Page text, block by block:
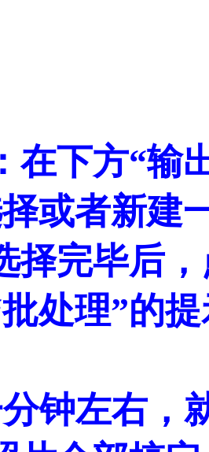
在下方“输
或者新建
择完毕后
处理”的
钟左右，